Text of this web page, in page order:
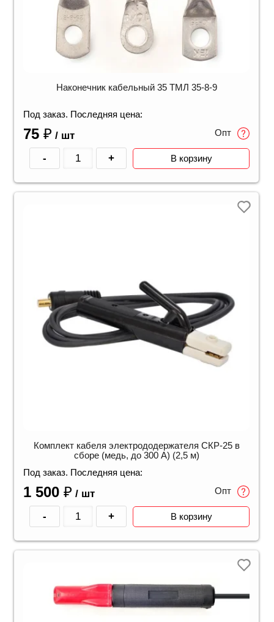
Наконечник кабельный 35 ТМЛ 35-8-9
Под заказ. Последняя цена:
75 ₽ / шт Опт
- + В корзину
Комплект кабеля электрододержателя СКР-25 в
сборе (медь, до 300 А) (2,5 м)
Под заказ. Последняя цена:
1 500 ₽ / шт Опт
- + В корзину